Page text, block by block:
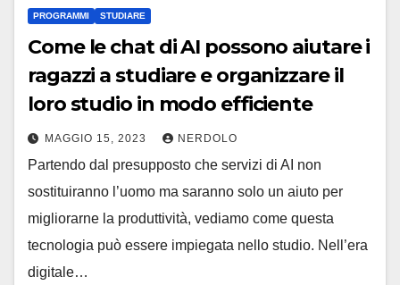
PROGRAMMI STUDIARE
Come le chat di AI possono aiutare i
ragazzi a studiare e organizzare il
loro studio in modo efficiente
MAGGIO 15, 2023 NERDOLO
Partendo dal presupposto che servizi di AI non
sostituiranno l’uomo ma saranno solo un aiuto per
migliorarne la produttività, vediamo come questa
tecnologia può essere impiegata nello studio. Nell’era
digitale…